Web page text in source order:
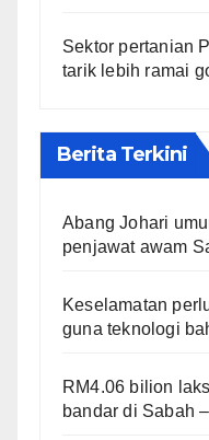
Sektor pertanian
tarik lebih ramai
Berita Terkini
Abang Johari
penjawat awam
Keselamatan
guna teknologi
RM4.06 bilion
bandar di Sabah